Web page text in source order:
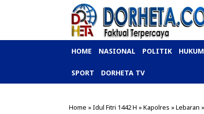
HOME NASIONAL POLITIK
SPORT DORHETA TV
Home »Idul Fitri 1442 H »Kapolres »Lebaran »